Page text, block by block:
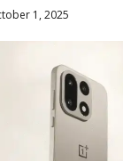
1, 2025